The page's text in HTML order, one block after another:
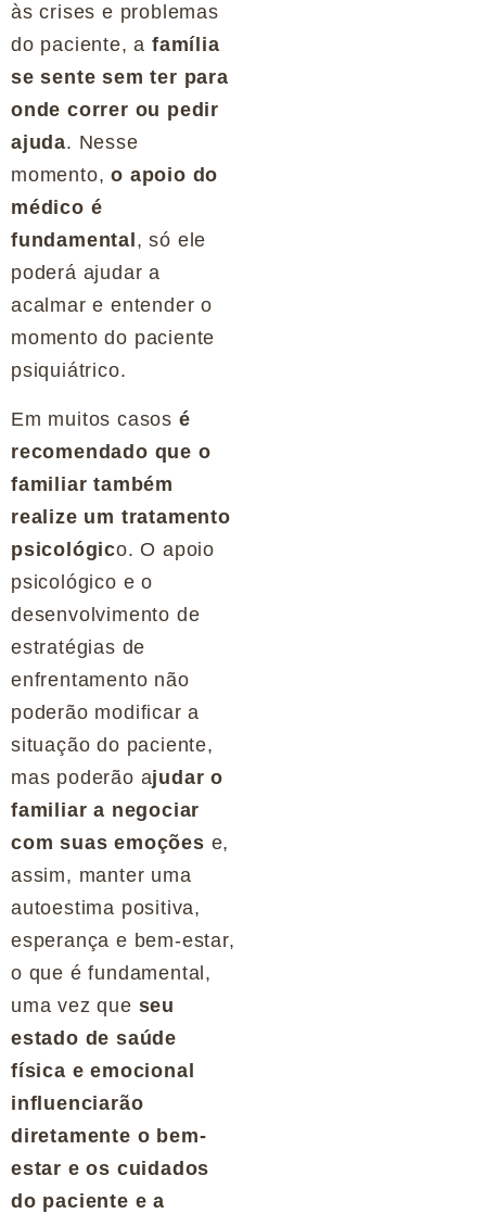
às crises e problemas
do paciente, afamília
se sente sem ter para
onde correr ou pedir
ajuda. Nesse
momento,o apoio do
médico é
fundamental , só ele
poderá ajudar a
acalmar e entender o
momento do paciente
psiquiátrico.
Em muitos casos é
recomendado que o
familiar também
realize um tratamento
psicológico. O apoio
psicológico e o
desenvolvimento de
estratégias de
enfrentamento não
poderão modificar a
situação do paciente,
mas poderão ajudar o
familiar a negociar
com suas emoções e,
assim, manter uma
autoestima positiva,
esperança e bem-estar,
o que é fundamental,
uma vez que seu
estado de saúde
física e emocional
influenciarão
diretamente o bem-
estar e os cuidados
do paciente e a